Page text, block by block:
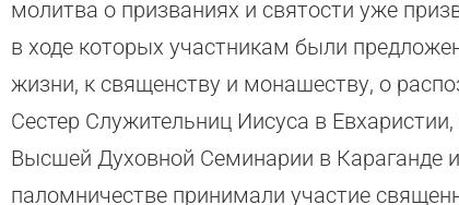
молитва о призваниях и святости уже
в ходе которых участникам были
жизни, к священству и монашеству, о
Сестер Служительниц Иисуса в
Высшей Духовной Семинарии в Караганде
паломничестве принимали участие